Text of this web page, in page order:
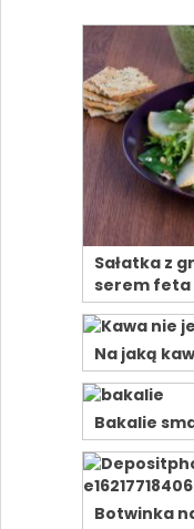
Sałatka z
serem feta
Na jaką
Bakalie
Botwinka